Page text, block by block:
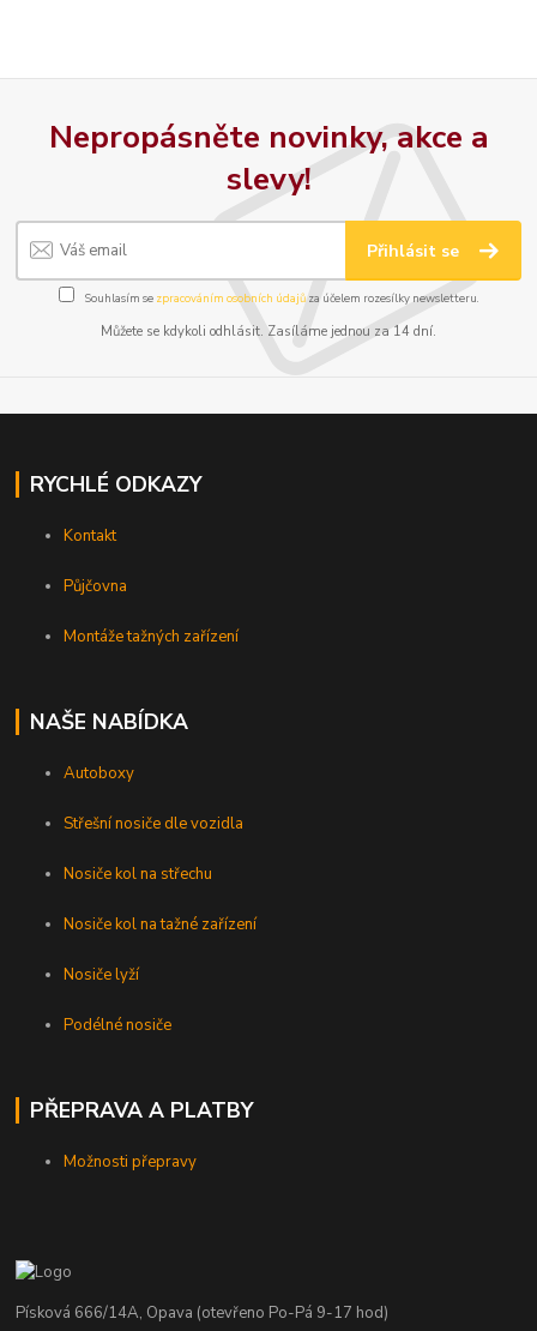
Nepropásněte novinky, akce a
slevy!
Přihlásit se
Souhlasím se zpracováním osobních údajůza účelem rozesílky newsletteru.
Můžete se kdykoli odhlásit. Zasíláme jednou za 14 dní.
RYCHLÉ ODKAZY
Kontakt
Půjčovna
Montáže tažných zařízení
NAŠE NABÍDKA
Autoboxy
Střešní nosiče dle vozidla
Nosiče kol na střechu
Nosiče kol na tažné zařízení
Nosiče lyží
Podélné nosiče
PŘEPRAVA A PLATBY
Možnosti přepravy
Písková 666/14A, Opava (otevřeno Po-Pá 9-17 hod)